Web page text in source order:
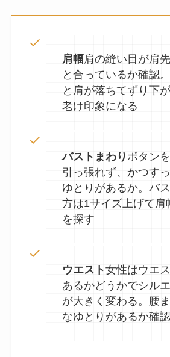
肩幅肩の縫い目が肩
と合っているか確認
と肩が落ちてずり下
老け印象になる
バストまわり ボタン
引っ張れず、かつす
ゆとりがあるか。バ
方は1サイズ上げて肩
を探す
ウエスト女性はウエ
あるかどうかでシル
が大きく変わる。腰
なゆとりがあるか確